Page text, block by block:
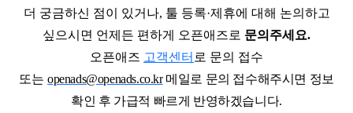
더 궁금하신 점이 있거나, 툴 등록·제휴에 대해 논의하고
싶으시면 언제든 편하게
오픈애즈로 문의주세요.
오픈애즈 고객센터 로 문의 접수
또는openads@openads.co.kr 메일로 문의 접수해주시면 정보
확인 후 가급적 빠르게 반영하겠습니다.